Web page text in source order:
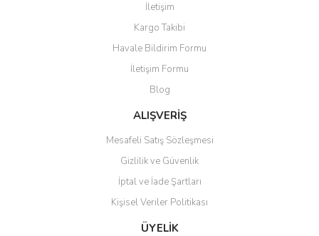
İletişim
Kargo Takibi
Havale Bildirim Formu
İletişim Formu
Blog
ALIŞVERİŞ
Mesafeli Satış Sözleşmesi
Gizlilik ve Güvenlik
İptal ve İade Şartları
Kişisel Veriler Politikası
ÜYELİK